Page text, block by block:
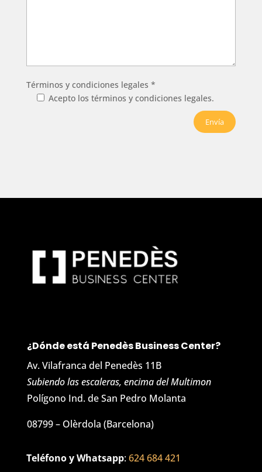
Términos y condiciones legales *
Acepto los términos y condiciones legales.
¿Dónde está Penedès Business Center?
Av. Vilafranca del Penedès 11B
Subiendo las escaleras, encima del Multimon
Polígono Ind. de San Pedro Molanta
08799 – Olèrdola (Barcelona)
Teléfono y Whatsapp:624 684 421